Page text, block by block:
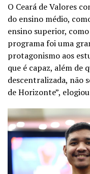
O Ceará de Valores
do ensino médio,
ensino superior,
programa foi uma
protagonismo aos
que é capaz, além de
descentralizada, não
de Horizonte”,